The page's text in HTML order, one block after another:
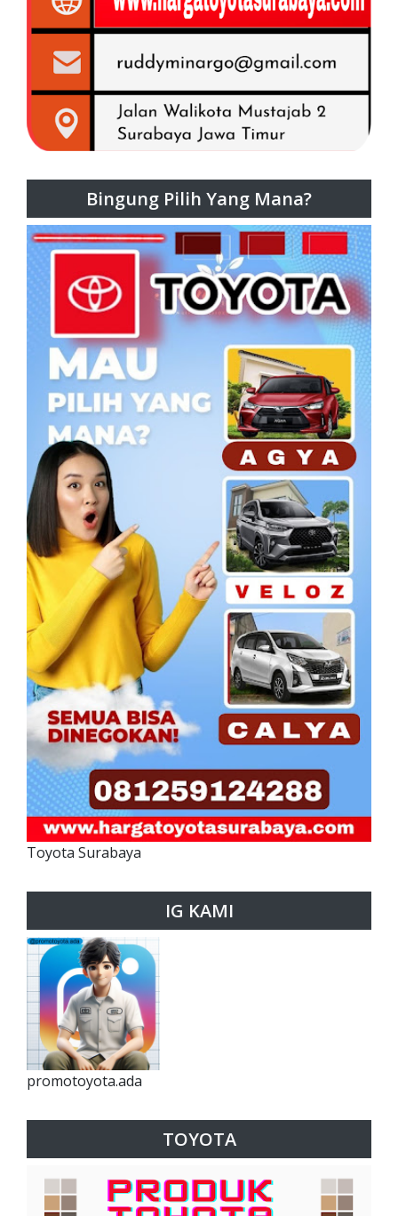
Bingung Pilih Yang Mana?
Toyota Surabaya
IG KAMI
promotoyota.ada
TOYOTA